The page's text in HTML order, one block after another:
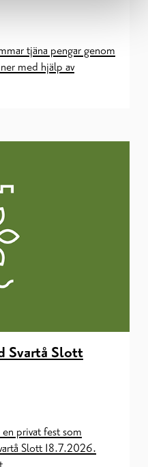
tjäna pengar genom
med hjälp av
Svartå Slott
privat fest som
Slott 18.7.2026.